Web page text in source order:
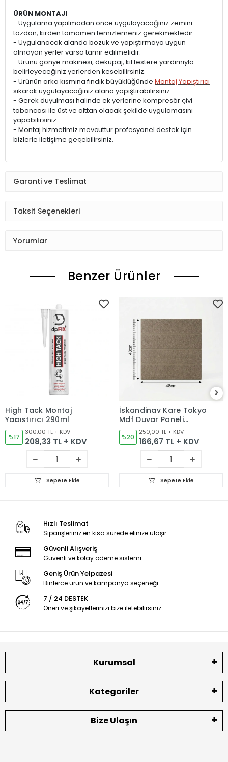
ÜRÜN MONTAJI
- Uygulama yapılmadan önce uygulayacağınız zemini
tozdan, kirden tamamen temizlemeniz gerekmektedir.
- Uygulanacak alanda bozuk ve yapıştırmaya uygun
olmayan yerler varsa tamir edilmelidir.
- Ürünü gönye makinesi, dekupaj, kıl testere yardımıyla
belirleyeceğiniz yerlerden kesebilirsiniz.
- Ürünün arka kısmına fındık büyüklüğünde Montaj Yapıştırıcı
sıkarak uygulayacağınız alana yapıştırabilirsiniz.
- Gerek duyulması halinde ek yerlerine kompresör çivi
tabancası ile üst ve alttan olacak şekilde uygulamasını
yapabilirsiniz.
- Montaj hizmetimiz mevcuttur profesyonel destek için
bizlerle iletişime geçebilirsiniz.
Garanti ve Teslimat
Taksit Seçenekleri
Yorumlar
Benzer Ürünler
High Tack Montaj
Yapıştırıcı 290ml
%17
300,00 TL + KDV
208,33 TL + KDV
Sepete Ekle
İskandinav Kare Tokyo
Mdf Duvar Paneli
48x48 cm
%20
250,00 TL + KDV
166,67 TL + KDV
Sepete Ekle
Hızlı Teslimat
Siparişleriniz en kısa sürede elinize ulaşır.
Güvenli Alışveriş
Güvenli ve kolay ödeme sistemi
Geniş Ürün Yelpazesi
Binlerce ürün ve kampanya seçeneği
7 / 24 DESTEK
Öneri ve şikayetlerinizi bize iletebilirsiniz.
Kurumsal
Kategoriler
Bize Ulaşın